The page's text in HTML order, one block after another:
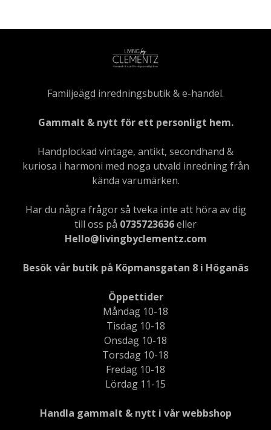
Familjeägd inredningsbutik & e-handel.
Gammalt & nytt för ett personligt hem.
Handplockad vintage, antikt, secondhand &
kuriosa i harmoni med noga utvald inredning från
kända varumärken.
Har du några frågor så tveka inte att höra av dig
till oss på 0735723636eller
Hello@livingbyclementz.com
Besök vår butik på Köpmansgatan 8 i Höganäs
Öppettider
Måndag 10-18
Tisdag 10-18
Onsdag 10-18
Torsdag 10-18
Fredag 10-18
Lördag 11-15
Handla gammalt & nytt i vår webbshop